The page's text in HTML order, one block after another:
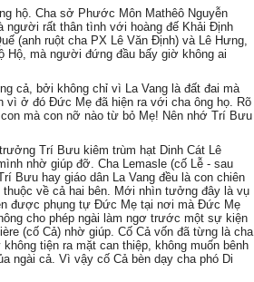
hộ. Cha sở Phước Môn Mathêô Nguyễn
người rất thân tình với hoàng đế Khải Định
(anh ruột cha PX Lê Văn Định) và Lê Hưng,
mà người đứng đầu bấy giờ không ai
cả, bởi không chỉ vì La Vang là đất đai mà
vì ở đó Đức Mẹ đã hiện ra với cha ông họ. Rõ
mà con nỡ nào từ bỏ Mẹ! Nên nhớ Trí Bưu
Trí Bưu kiêm trùm hạt Dinh Cát Lê
nhờ giúp đỡ. Cha Lemasle (cố Lễ - sau
Bưu hay giáo dân La Vang đều là con chiên
về cả hai bên. Mới nhìn tưởng đây là vụ
được phụng tự Đức Mẹ tại nơi mà Đức Mẹ
cho phép ngài làm ngơ trước một sự kiện
(cố Cả) nhờ giúp. Cố Cả vốn đã từng là cha
tiện ra mặt can thiệp, không muốn bênh
ngài cả. Vì vậy cố Cả bèn dạy cha phó Di